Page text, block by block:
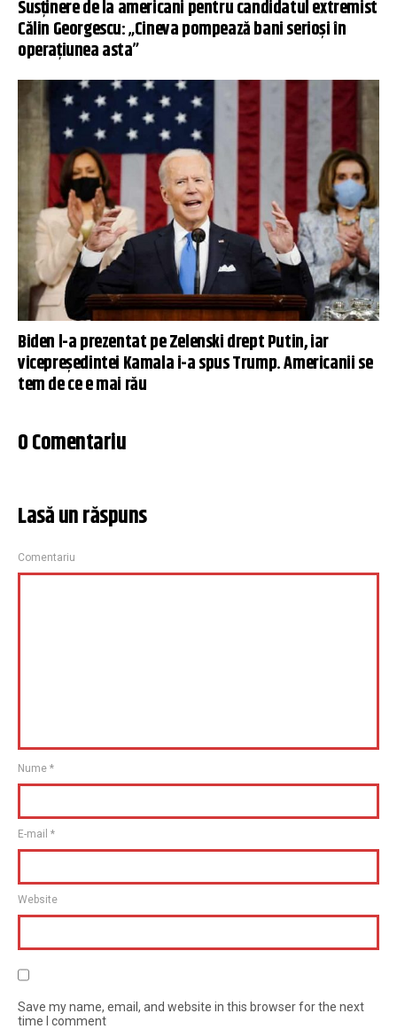
Susținere de la americani pentru candidatul extremist
Călin Georgescu: „Cineva pompează bani serioși în
operațiunea asta”
Biden l-a prezentat pe Zelenski drept Putin, iar
vicepreședintei Kamala i-a spus Trump. Americanii se
tem de ce e mai rău
0 Comentariu
Lasă un răspuns
Comentariu
Nume *
E-mail *
Website
Save my name, email, and website in this browser for the next
time I comment